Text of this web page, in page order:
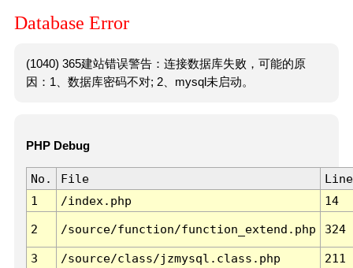
Database Error
(1040) 365建站错误警告：连接数据库失败，可能的原
因：1、数据库密码不对; 2、mysql未启动。
PHP Debug
No. File
Line
1
/index.php 14
2 /source/function/function_extend.php 324
3 /source/class/jzmysql.class.php
211